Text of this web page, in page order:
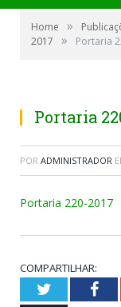
Home »
2017
» Portaria
Portaria
POR ADMINISTRADOR
Portaria 220-2017
COMPARTILHAR:
Twitter